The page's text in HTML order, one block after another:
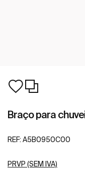
Braço para
REF: A5B0950C00
PRVP (SEM IVA)